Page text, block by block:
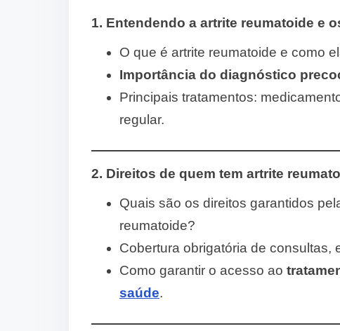
1. Entendendo a artrite reumatoide e
O que é artrite reumatoide e como
Importância do diagnóstico
Principais tratamentos:
regular.
2. Direitos de quem tem artrite
Quais são os direitos garantidos
reumatoide?
Cobertura obrigatória de consultas,
Como garantir o acesso ao
saúde.